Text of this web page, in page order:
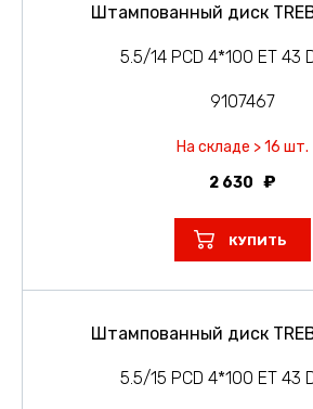
Штампованный диск
5.5/14 PCD 4*100 ET 43
9107467
На складе > 16 шт.
2 630
КУПИТЬ
Штампованный диск
5.5/15 PCD 4*100 ET 43